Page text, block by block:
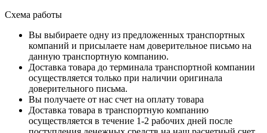
Схема работы
Вы выбираете одну из предложенных транспортных
компаний и присылаете нам доверительное письмо на
данную транспортную компанию.
Доставка товара до терминала транспортной компании
осуществляется только при наличии оригинала
доверительного письма.
Вы получаете от нас счет на оплату товара
Доставка товара в транспортную компанию
осуществляется в течение 1-2 рабочих дней после